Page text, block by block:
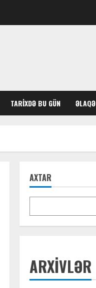
TARIXDƏ BU GÜN ƏLAQƏ
AXTAR
ARXIVLƏR